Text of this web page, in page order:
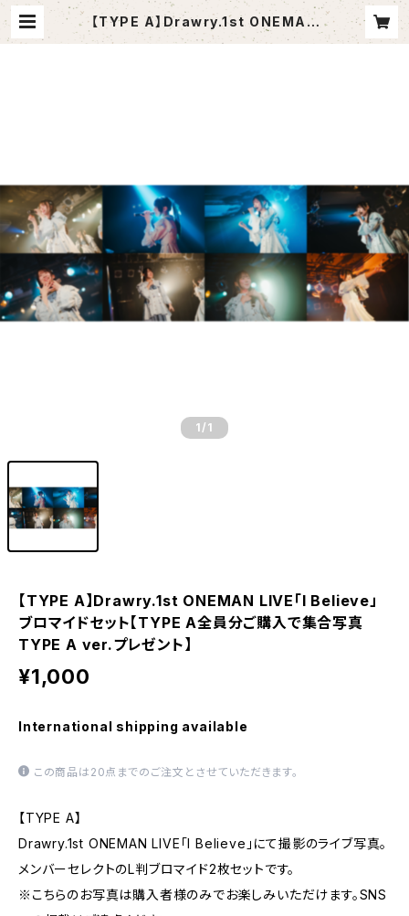
【TYPE A】Drawry.1st ONEMAN
LIVE「I Believe」ブロマイドセット
1 /1
【TYPE A】Drawry.1st ONEMAN LIVE「I Believe」
ブロマイドセット【TYPE A全員分ご購入で集合写真
TYPE A ver.プレゼント】
¥1,000
International shipping available
この商品は20点までのご注文とさせていただきます。
【TYPE A】
Drawry.1st ONEMAN LIVE「I Believe」にて撮影のライブ写真。
メンバーセレクトのL判ブロマイド2枚セットです。
※こちらのお写真は購入者様のみでお楽しみいただけます。SNS